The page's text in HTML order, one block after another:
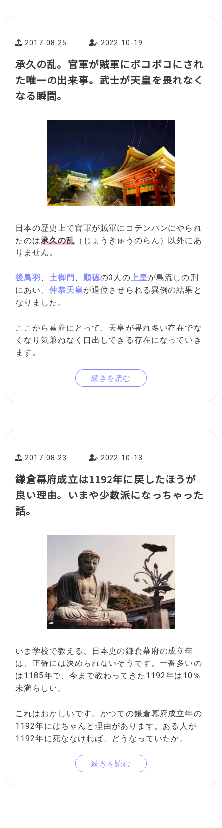
2017-08-25 2022-10-19
承久の乱。官軍が賊軍にボコボコにされ
た唯一の出来事。武士が天皇を畏れなく
なる瞬間。
日本の歴史上で官軍が賊軍にコテンパンにやられ
たのは承久の乱（じょうきゅうのらん）以外にあ
りません。
後鳥羽 、 土御門 、 順徳の3人の上皇が島流しの刑
にあい、仲恭天皇が退位させられる異例の結果と
なりました。
ここから幕府にとって、天皇が畏れ多い存在でな
くなり気兼ねなく口出しできる存在になっていき
ます。
続きを読む
2017-08-23 2022-10-13
鎌倉幕府成立は1192年に戻したほうが
良い理由。いまや少数派になっちゃった
話。
いま学校で教える、日本史の鎌倉幕府の成立年
は、正確には決められないそうです。一番多いの
は1185年で、今まで教わってきた1192年は10％
未満らしい。
これはおかしいです。かつての鎌倉幕府成立年の
1192年にはちゃんと理由があります。ある人が
1192年に死ななければ、どうなっていたか。
続きを読む